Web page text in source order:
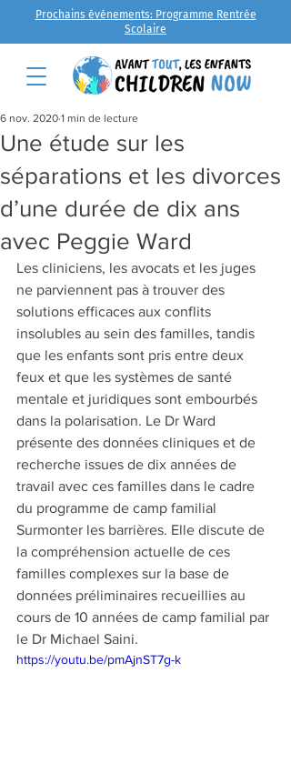
Prochains événements: Programme Rentrée
Scolaire
Une étude sur les
séparations et les divorces
d’une durée de dix ans
avec Peggie Ward
6 nov. 2020 1 min de lecture
Les cliniciens, les avocats et les juges
ne parviennent pas à trouver des
solutions efficaces aux conflits
insolubles au sein des familles, tandis
que les enfants sont pris entre deux
feux et que les systèmes de santé
mentale et juridiques sont embourbés
dans la polarisation. Le Dr Ward
présente des données cliniques et de
recherche issues de dix années de
travail avec ces familles dans le cadre
du programme de camp familial
Surmonter les barrières. Elle discute de
la compréhension actuelle de ces
familles complexes sur la base de
données préliminaires recueillies au
cours de 10 années de camp familial par
le Dr Michael Saini.
https://youtu.be/pmAjnST7g-k